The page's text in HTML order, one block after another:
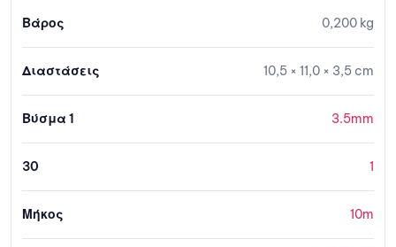
Βάρος 0,200 kg
Διαστάσεις 10,5 × 11,0 × 3,5 cm
Βύσμα 1 3.5mm
30 1
Μήκος 10m